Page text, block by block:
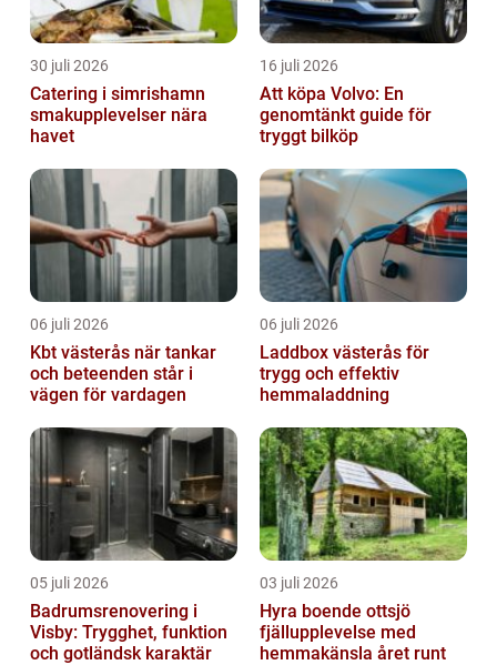
30 juli 2026
Catering i simrishamn
smakupplevelser nära
havet
16 juli 2026
Att köpa Volvo: En
genomtänkt guide för
tryggt bilköp
06 juli 2026
Kbt västerås när tankar
och beteenden står i
vägen för vardagen
06 juli 2026
Laddbox västerås för
trygg och effektiv
hemmaladdning
05 juli 2026
Badrumsrenovering i
Visby: Trygghet, funktion
och gotländsk karaktär
03 juli 2026
Hyra boende ottsjö
fjällupplevelse med
hemmakänsla året runt